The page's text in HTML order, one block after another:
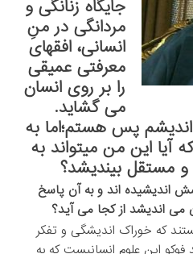
جایگاه زنانگی و
مردانگی در منِ
انسانی، افقهای
معرفتی عمیقی
را بر روی انسان
می گشاید.
پس هستم؛اما به
آیا این من میتواند به
مستقل بیندیشد؟
اندیشیده اند و به آن پاسخ
می اندیشد از کجا می آید؟
که خوراک اندیشگی و تفکر
فوکو این علوم انسانیست که به